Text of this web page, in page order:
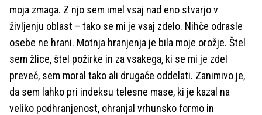
moja zmaga. Z njo sem imel vsaj nad eno stvarjo v
življenju oblast – tako se mi je vsaj zdelo. Nihče odrasle
osebe ne hrani. Motnja hranjenja je bila moje orožje. Štel
sem žlice, štel požirke in za vsakega, ki se mi je zdel
preveč, sem moral tako ali drugače oddelati. Zanimivo je,
da sem lahko pri indeksu telesne mase, ki je kazal na
veliko podhranjenost, ohranjal vrhunsko formo in